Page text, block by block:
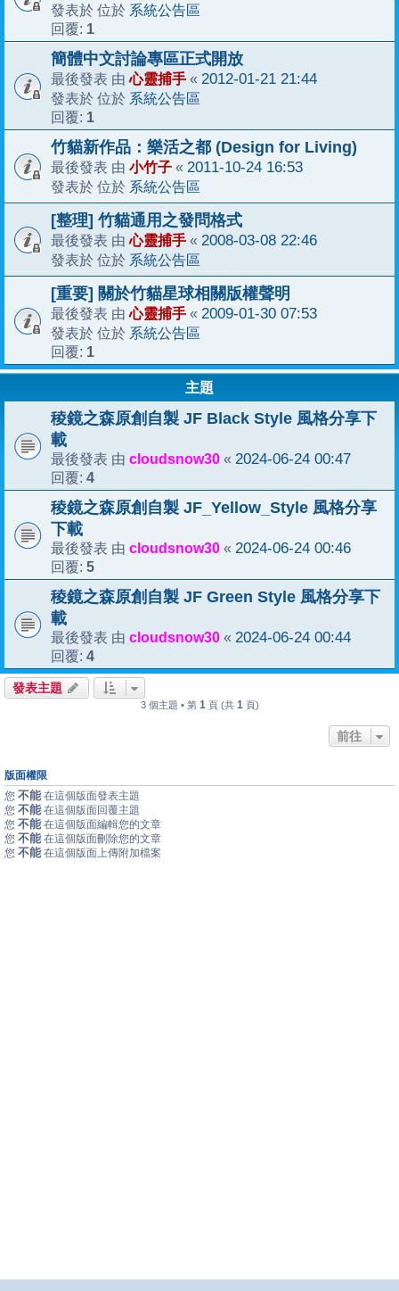
發表於 位於 系統公告區
回覆: 1
簡體中文討論專區正式開放
最後發表 由心靈捕手 « 2012-01-21 21:44
發表於 位於 系統公告區
回覆: 1
竹貓新作品：樂活之都 (Design for Living)
最後發表 由 小竹子 « 2011-10-24 16:53
發表於 位於 系統公告區
[整理] 竹貓通用之發問格式
最後發表 由心靈捕手 « 2008-03-08 22:46
發表於 位於 系統公告區
[重要] 關於竹貓星球相關版權聲明
最後發表 由心靈捕手 « 2009-01-30 07:53
發表於 位於 系統公告區
回覆: 1
主題
稜鏡之森原創自製 JF Black Style 風格分享下
載
最後發表 由 cloudsnow30 « 2024-06-24 00:47
回覆: 4
稜鏡之森原創自製 JF_Yellow_Style 風格分享
下載
最後發表 由 cloudsnow30 « 2024-06-24 00:46
回覆: 5
稜鏡之森原創自製 JF Green Style 風格分享下
載
最後發表 由 cloudsnow30 « 2024-06-24 00:44
回覆: 4
發表主題
3 個主題 • 第 1 頁 (共 1 頁)
前往
版面權限
您 不能 在這個版面發表主題
您 不能 在這個版面回覆主題
您 不能 在這個版面編輯您的文章
您 不能 在這個版面刪除您的文章
您 不能 在這個版面上傳附加檔案